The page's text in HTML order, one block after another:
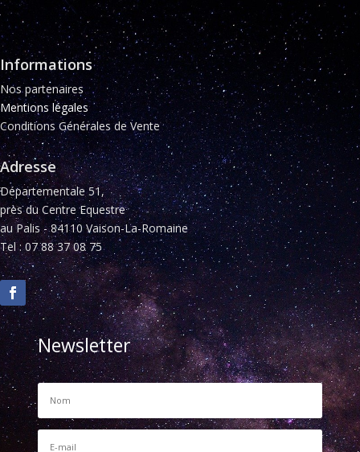
Informations
Nos partenaires
Mentions légales
Conditions Générales de Vente
Adresse
Départementale 51,
près du Centre Equestre
au Palis - 84110 Vaison-La-Romaine
Tel : 07 88 37 08 75
Newsletter